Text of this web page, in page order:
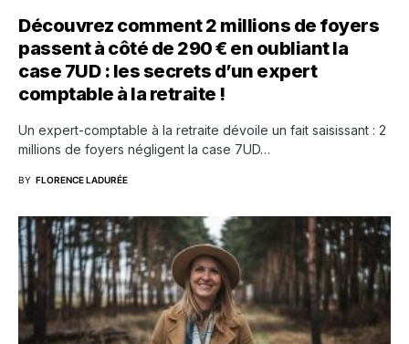
Découvrez comment 2 millions de foyers
passent à côté de 290 € en oubliant la
case 7UD : les secrets d’un expert
comptable à la retraite !
Un expert-comptable à la retraite dévoile un fait saisissant : 2
millions de foyers négligent la case 7UD…
BY FLORENCE LADURÉE